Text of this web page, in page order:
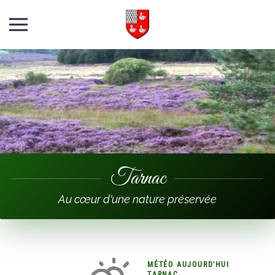
Skip to main content
Tarnac
Au cœur d'une nature préservée
MÉTÉO AUJOURD'HUI